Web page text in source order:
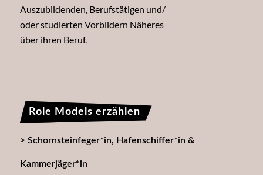
Auszubildenden, Berufstätigen und/
oder studierten Vorbildern Näheres
über ihren Beruf.
Role Models erzählen
Schornsteinfeger*in, Hafenschiffer*in &
Kammerjäger*in